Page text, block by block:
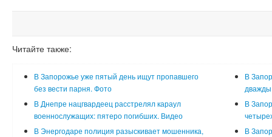
Читайте также:
В Запорожье уже пятый день ищут пропавшего
без вести парня. Фото
В
дважды
В Днепре нацгвардеец расстрелял караул
военнослужащих: пятеро погибших. Видео
В
В Энергодаре полиция разыскивает мошенника,
В